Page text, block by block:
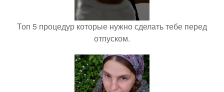
Топ 5 процедур которые нужно сделать тебе перед
отпуском.